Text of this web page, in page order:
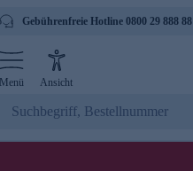
Gebührenfreie Hotline 0800 29 888 88
Menü Ansicht